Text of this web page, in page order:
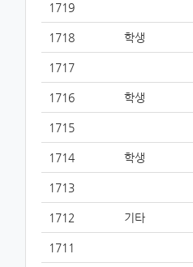
1719
1718 학생
1717
1716 학생
1715
1714 학생
1713
1712 기타
1711